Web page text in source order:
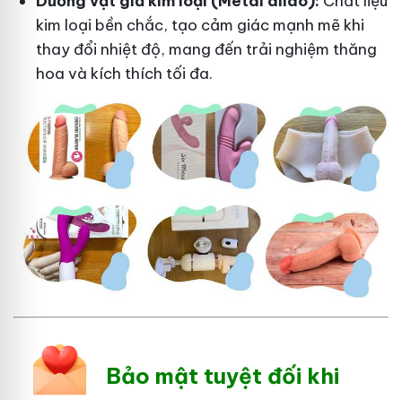
kim loại bền chắc, tạo cảm giác mạnh mẽ khi
thay đổi nhiệt độ, mang đến trải nghiệm thăng
hoa và kích thích tối đa.
Bảo mật tuyệt đối khi